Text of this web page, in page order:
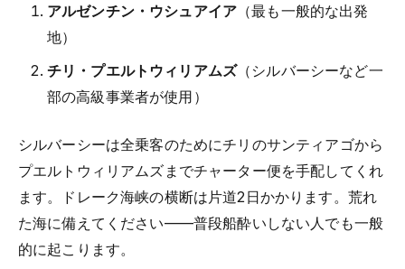
アルゼンチン・ウシュアイア （最も一般的な出発
地）
チリ・プエルトウィリアムズ（シルバーシーなど一
部の高級事業者が使用）
シルバーシーは全乗客のためにチリのサンティアゴから
プエルトウィリアムズまでチャーター便を手配してくれ
ます。ドレーク海峡の横断は片道2日かかります。荒れ
た海に備えてください——普段船酔いしない人でも一般
的に起こります。